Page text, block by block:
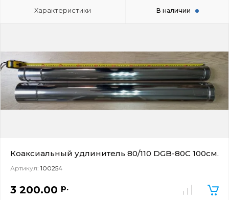
Характеристики В наличии
Коаксиальный удлинитель 80/110 DGB-80C 100см.
Артикул: 100254
3 200.00 р.